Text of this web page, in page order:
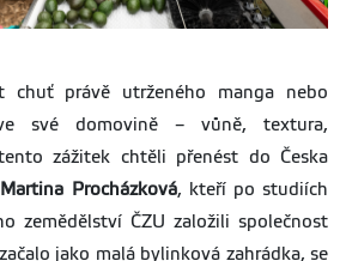
chuť právě utrženého manga nebo
své domovině – vůně, textura,
zážitek chtěli přenést do Česka
Martina Procházková, kteří po studiích
zemědělství ČZU založili společnost
jako malá bylinková zahrádka, se